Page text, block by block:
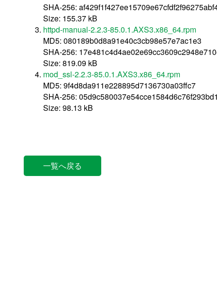
SHA-256:
Size: 155.37 kB
httpd-manual-2.2.3-85.0.1.AXS3.x86_64.rpm
MD5: 080189b0d8a91e40c3cb98e57e7ac1e3
SHA-256:
Size: 819.09 kB
mod_ssl-2.2.3-85.0.1.AXS3.x86_64.rpm
MD5: 9f4d8da911e228895d7136730a03ffc7
SHA-256:
Size: 98.13 kB
一覧へ戻る